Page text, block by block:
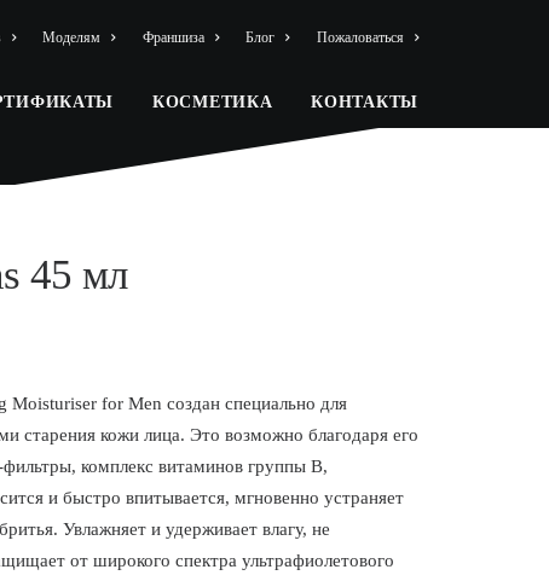
Моделям Франшиза Блог Пожаловаться
КОСМЕТИКА КОНТАКТЫ
45 мл
for Men создан специально для
старения кожи лица. Это возможно благодаря его
комплекс витаминов группы B,
и быстро впитывается, мгновенно устраняет
Увлажняет и удерживает влагу, не
от широкого спектра ультрафиолетового